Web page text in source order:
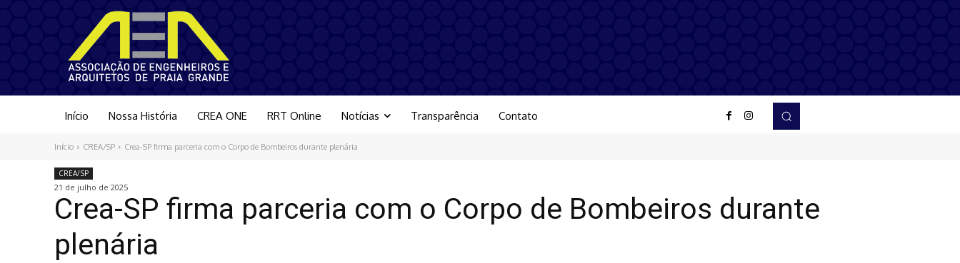
Início Nossa História CREA ONE RRT Online Notícias Transparência Contato
Início CREA/SP Crea-SP firma parceria com o Corpo de Bombeiros durante plenária
CREA/SP
21 de julho de 2025
Crea-SP firma parceria com o Corpo de Bombeiros durante
plenária